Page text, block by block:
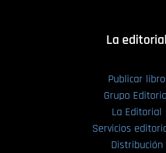
La editorial
Publicar libro
Grupo
La Editorial
Servicios
Distribución